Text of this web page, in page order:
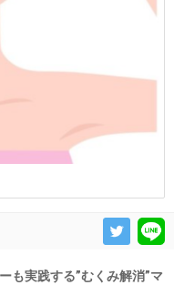
も実践する”むくみ解消”マ